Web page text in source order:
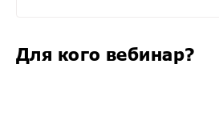
Для кого вебинар?